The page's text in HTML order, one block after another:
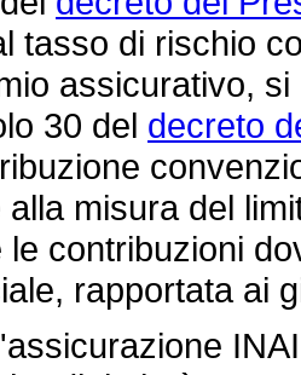
tasso di rischio
assicurativo,
30 del decreto
misura del
contribuzioni
rapportata ai